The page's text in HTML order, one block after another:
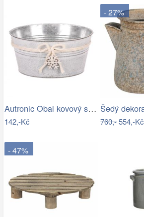
Autronic Obal kovový s dřevěnou vločkou…
142,-Kč
- 27%
760,-554,-Kč
- 47%